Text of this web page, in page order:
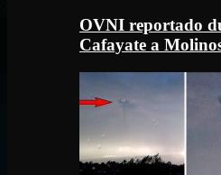
OVNI reportado
Cafayate a